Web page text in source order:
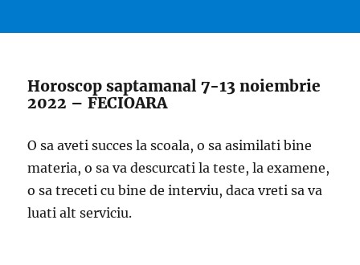
Horoscop saptamanal 7-13 noiembrie
2022 – FECIOARA
O sa aveti succes la scoala, o sa asimilati bine
materia, o sa va descurcati la teste, la examene,
o sa treceti cu bine de interviu, daca vreti sa va
luati alt serviciu.